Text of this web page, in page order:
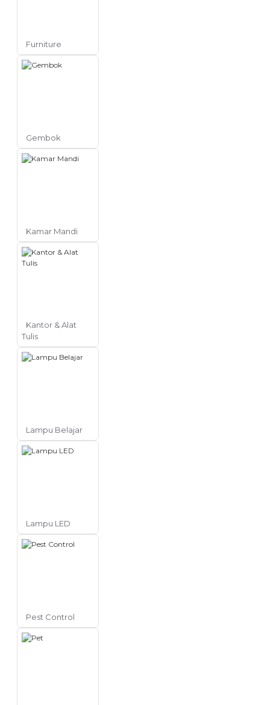
Furniture
Gembok
Kamar Mandi
Kantor & Alat
Tulis
Lampu Belajar
Lampu LED
Pest Control